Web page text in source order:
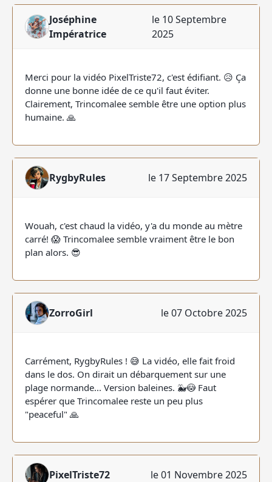
Joséphine
Impératrice
le 10 Septembre
2025
Merci pour la vidéo PixelTriste72, c'est édifiant. 😥 Ça
donne une bonne idée de ce qu'il faut éviter.
Clairement, Trincomalee semble être une option plus
humaine. 🙏
RygbyRules le 17 Septembre 2025
Wouah, c'est chaud la vidéo, y'a du monde au mètre
carré! 😱 Trincomalee semble vraiment être le bon
plan alors. 😎
ZorroGirl le 07 Octobre 2025
Carrément, RygbyRules ! 😅 La vidéo, elle fait froid
dans le dos. On dirait un débarquement sur une
plage normande... Version baleines. 🐳😳 Faut
espérer que Trincomalee reste un peu plus
"peaceful" 🙏
PixelTriste72 le 01 Novembre 2025